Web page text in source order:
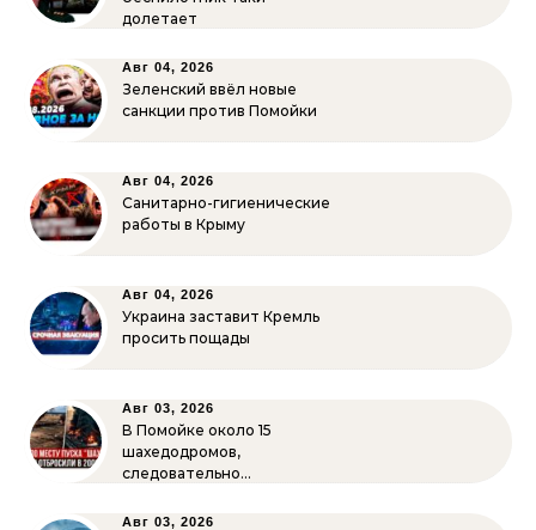
долетает
Авг 04, 2026
Зеленский ввёл новые
санкции против Помойки
Авг 04, 2026
Санитарно-гигиенические
работы в Крыму
Авг 04, 2026
Украина заставит Кремль
просить пощады
Авг 03, 2026
В Помойке около 15
шахедодромов,
следовательно…
Авг 03, 2026